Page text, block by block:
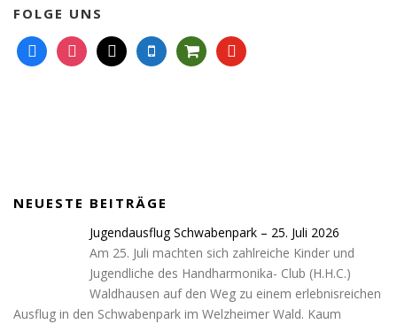
FOLGE UNS
f
a
i
n
m
m
a
m
o
s
h
c
a
r
t
y
o
NEUESTE BEITRÄGE
Jugendausflug Schwabenpark – 25. Juli 2026
Am 25. Juli machten sich zahlreiche Kinder und
Jugendliche des Handharmonika- Club (H.H.C.)
Waldhausen auf den Weg zu einem erlebnisreichen
Ausflug in den Schwabenpark im Welzheimer Wald. Kaum